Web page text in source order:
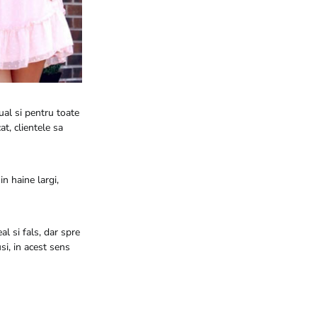
si pentru toate
clientele sa
haine largi,
si fals, dar spre
in acest sens